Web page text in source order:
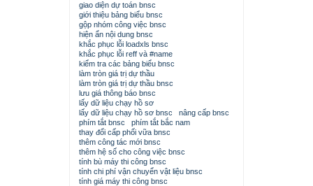
giao diện dự toán bnsc
giới thiệu bảng biểu bnsc
gộp nhóm công việc bnsc
hiện ẩn nội dung bnsc
khắc phục lỗi loadxls bnsc
khắc phục lỗi reff và #name
kiểm tra các bảng biểu bnsc
làm tròn giá trị dự thầu
làm tròn giá trị dự thầu bnsc
lưu giá thông báo bnsc
lấy dữ liệu chạy hồ sơ
lấy dữ liệu chạy hồ sơ bnsc
nâng cấp bnsc
phím tắt bnsc
phím tắt bắc nam
thay đổi cấp phối vữa bnsc
thêm công tác mới bnsc
thêm hệ số cho công việc bnsc
tính bù máy thi công bnsc
tính chi phí vận chuyển vật liệu bnsc
tính giá máy thi công bnsc